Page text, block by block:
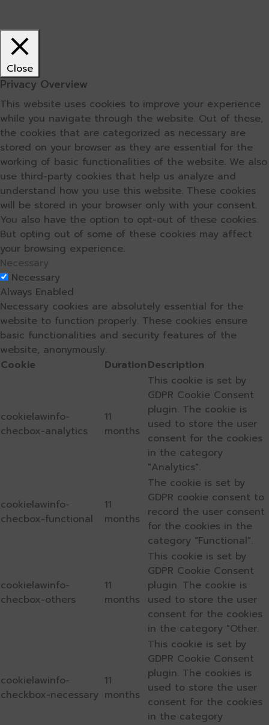
Close
Privacy Overview
This website uses cookies to improve your experience
while you navigate through the website. Out of these,
the cookies that are categorized as necessary are
stored on your browser as they are essential for the
working of basic functionalities of the website. We also
use third-party cookies that help us analyze and
understand how you use this website. These cookies
will be stored in your browser only with your consent.
You also have the option to opt-out of these cookies.
But opting out of some of these cookies may affect
your browsing experience.
Necessary
Necessary
Always Enabled
Necessary cookies are absolutely essential for the
website to function properly. These cookies ensure
basic functionalities and security features of the
website, anonymously.
Cookie
DurationDescription
cookielawinfo-
checbox-analytics
11
months
This cookie is set by
GDPR Cookie Consent
plugin. The cookie is
used to store the user
consent for the cookies
in the category
"Analytics".
cookielawinfo-
checbox-functional
11
months
The cookie is set by
GDPR cookie consent to
record the user consent
for the cookies in the
category "Functional".
cookielawinfo-
checbox-others
11
months
This cookie is set by
GDPR Cookie Consent
plugin. The cookie is
used to store the user
consent for the cookies
in the category "Other.
cookielawinfo-
checkbox-necessary
11
months
This cookie is set by
GDPR Cookie Consent
plugin. The cookies is
used to store the user
consent for the cookies
in the category